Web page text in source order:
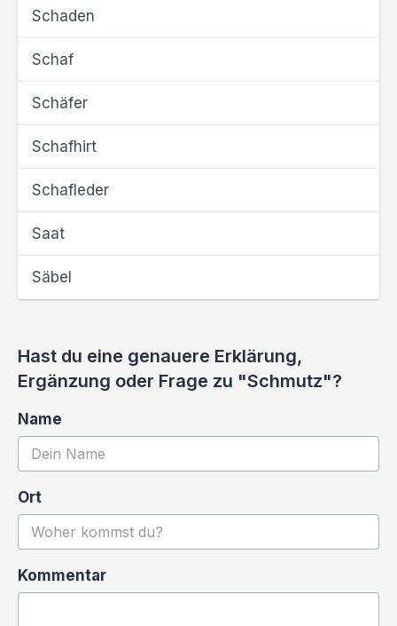
Schaden
Schaf
Schäfer
Schafhirt
Schafleder
Saat
Säbel
Hast du eine genauere Erklärung,
Ergänzung oder Frage zu "Schmutz"?
Name
Ort
Kommentar